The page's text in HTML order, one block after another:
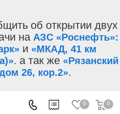
об открытии двух
на АЗС «Роснефть»:
и «МКАД, 41 км
. а так же «Рязанский
26, кор.2».
0 0